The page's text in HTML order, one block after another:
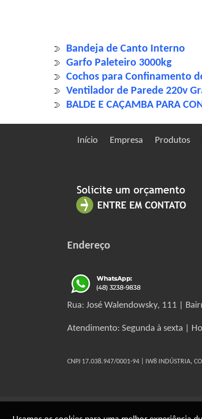
Bandeja de Canto Interno
Garfo Paleteiro 3000kg
Cochos para Confinamento
Ventilador de Parede 220v
BALDE E CAÇAMBA PARA
Início Empresa Produtos
Endereço
Rua: José Walendowsky, 111 |
Atendimento: Segunda à sexta |
CNPJ 17.038.947/0001-94 | IW8 INDÚSTRIA,